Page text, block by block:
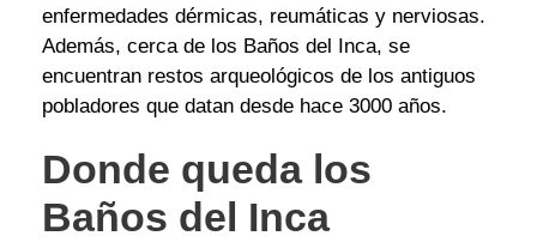
enfermedades dérmicas, reumáticas y nerviosas.
Además, cerca de los Baños del Inca, se
encuentran restos arqueológicos de los antiguos
pobladores que datan desde hace 3000 años.
Donde queda los
Baños del Inca